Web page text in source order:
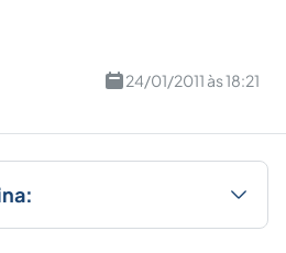
24/01/2011 às 18:21